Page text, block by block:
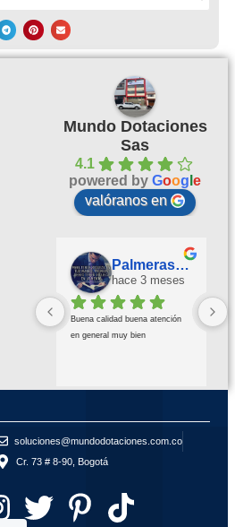
Mundo Dotaciones
Sas
4.1
powered by Goog e
valóranos en
Palmeras Doradas
hace 3 meses
Buena calidad buena atención
en general muy bien
soluciones@mundodotaciones.com.co
Cr. 73 # 8-90, Bogotá